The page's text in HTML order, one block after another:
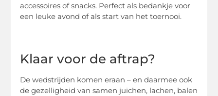
accessoires of snacks. Perfect als bedankje voor
een leuke avond of als start van het toernooi.
Klaar voor de aftrap?
De wedstrijden komen eraan – en daarmee ook
de gezelligheid van samen juichen, lachen, balen